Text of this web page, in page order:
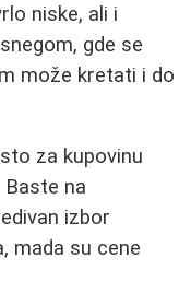
niske, ali i
gde se
može kretati i do
za kupovinu
Baste na
izbor
mada su cene